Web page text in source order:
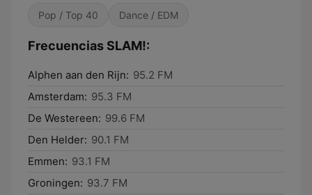
Pop / Top 40 Dance / EDM
Frecuencias SLAM!:
Alphen aan den Rijn: 95.2 FM
Amsterdam: 95.3 FM
De Westereen: 99.6 FM
Den Helder: 90.1 FM
Emmen: 93.1 FM
Groningen: 93.7 FM